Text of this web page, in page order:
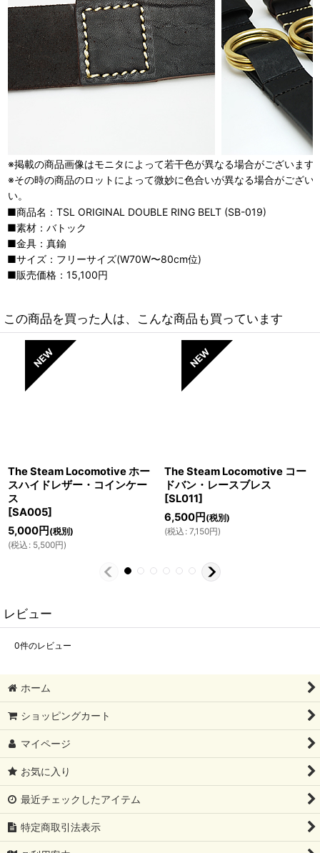
※掲載の商品画像はモニタによって若干色が異なる場合がございます
※その時の商品のロットによって微妙に色合いが異なる場合がござい
い。
■商品名：TSL ORIGINAL DOUBLE RING BELT (SB-019)
■素材：バトック
■金具：真鍮
■サイズ：フリーサイズ(W70W〜80cm位)
■販売価格：15,100円
この商品を買った人は、こんな商品も買っています
The Steam Locomotive ホー
スハイドレザー・コインケー
ス
[SA005]
5,000円 (税別)
(税込 : 5,500円)
The Steam Locomotive コー
ドバン・レースブレス
[SL011]
6,500円 (税別)
(税込 : 7,150円)
レビュー
0件のレビュー
ホーム
ショッピングカート
マイページ
お気に入り
最近チェックしたアイテム
特定商取引法表示